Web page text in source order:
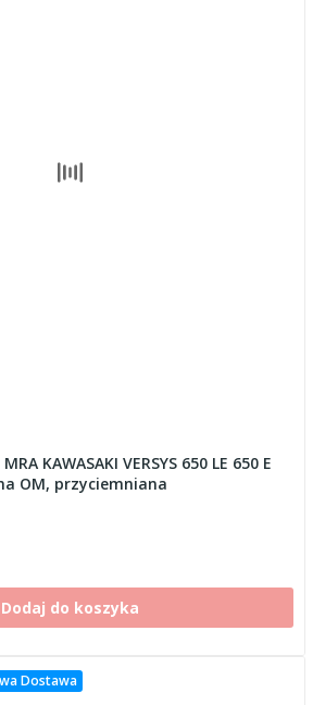
KAWASAKI VERSYS 650 LE 650 E
OM, przyciemniana
Dodaj do koszyka
Dostawa